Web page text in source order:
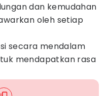
dan kemudahan
oleh setiap
secara mendalam
mendapatkan rasa